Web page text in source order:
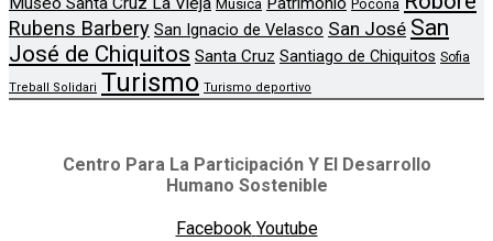
Música Pocona
Rubens Barbery San Ignacio de Velasco San José San
José de Chiquitos Santa Cruz Santiago de Chiquitos Sofia
Treball Solidari Turismo Turismo deportivo
Centro Para La Participación Y El Desarrollo
Humano Sostenible
Facebook Youtube